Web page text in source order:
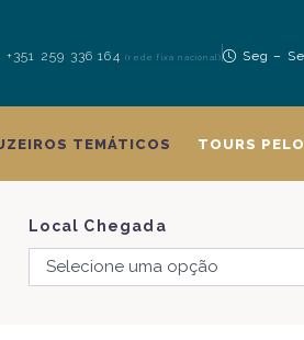
+351 259 336 164(rede fixa nacional) Seg –
TEMÁTICOS TOURS
Local Chegada